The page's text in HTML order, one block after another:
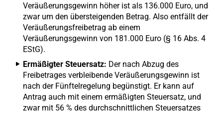
Veräußerungsgewinn höher ist als 136.000 Euro, und
zwar um den übersteigenden Betrag. Also entfällt der
Veräußerungsfreibetrag ab einem
Veräußerungsgewinn von 181.000 Euro (§ 16 Abs. 4
EStG).
Ermäßigter Steuersatz: Der nach Abzug des
Freibetrages verbleibende Veräußerungsgewinn ist
nach der Fünftelregelung begünstigt. Er kann auf
Antrag auch mit einem ermäßigten Steuersatz, und
zwar mit 56 % des durchschnittlichen Steuersatzes